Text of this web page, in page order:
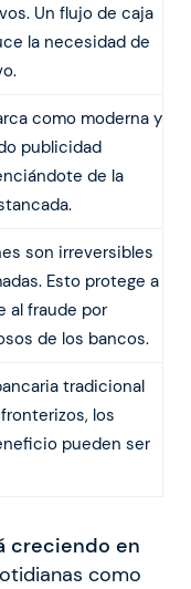
Un flujo de caja
la necesidad de
como moderna y
publicidad
de la
son irreversibles
Esto protege a
al fraude por
de los bancos.
tradicional
los
pueden ser
creciendo en
como